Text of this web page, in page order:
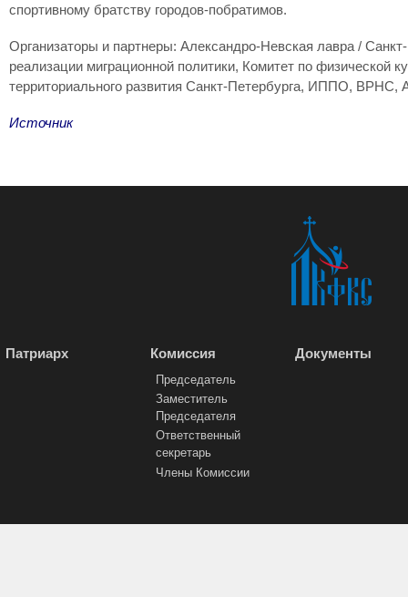
спортивному братству городов-побратимов.
Организаторы и партнеры: Александро-Невская лавра /
реализации миграционной политики, Комитет по физической
территориального развития Санкт-Петербурга, ИППО,
Источник
Патриарх Комиссия
Председатель
Заместитель
Председателя
Ответственный
секретарь
Члены Комиссии
Документы